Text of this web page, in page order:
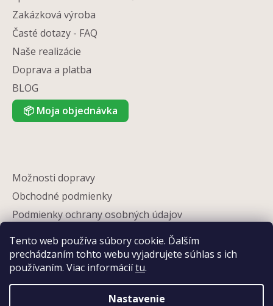
Tento web používa súbory cookie. Ďalším
prechádzaním tohto webu vyjadrujete súhlas s ich
používaním. Viac informáciítu.
Nastavenie
Zakázková výroba
Časté dotazy - FAQ
Naše realizácie
Doprava a platba
BLOG
📦 Moja objednávka
Možnosti dopravy
Obchodné podmienky
Podmienky ochrany osobných údajov
Partneri
Kontakty